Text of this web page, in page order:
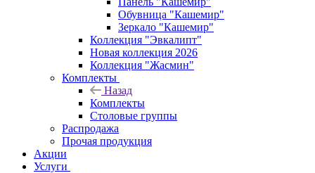
Обувница "Кашемир"
Зеркало "Кашемир"
Коллекция "Эвкалипт"
Новая коллекция 2026
Коллекция "Жасмин"
Комплекты
Назад
Комплекты
Столовые группы
Распродажа
Прочая продукция
Акции
Услуги